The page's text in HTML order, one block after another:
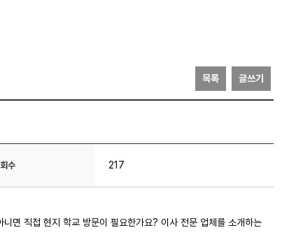
목록 글쓰기
수 217
면 직접 현지 학교 방문이 필요한가요? 이사 전문 업체를 소개하는